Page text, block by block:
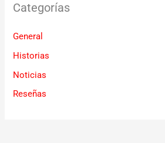
Categorías
General
Historias
Noticias
Reseñas